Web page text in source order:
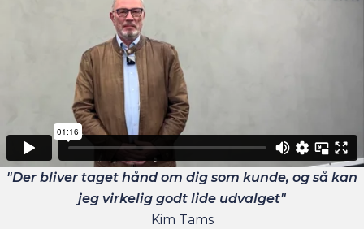
"Der bliver taget hånd om dig som kunde, og så kan
jeg virkelig godt lide udvalget"
Kim Tams